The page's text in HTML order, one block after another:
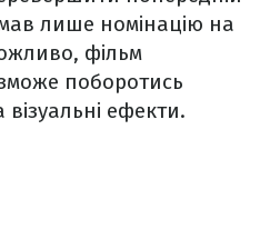
лише номінацію на
фільм
поборотись
візуальні ефекти.